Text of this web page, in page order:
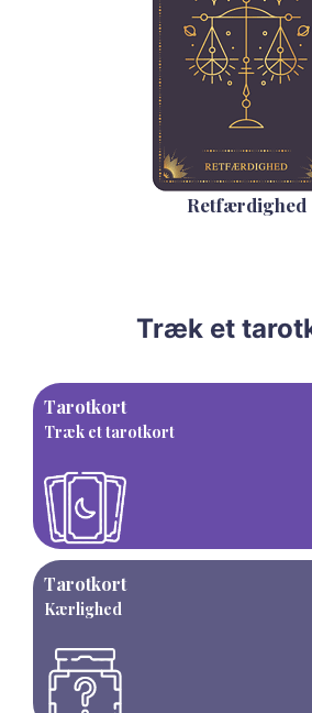
Retfærdighed
Træk et
Tarotkort
Træk et tarotkort
Tarotkort
Kærlighed